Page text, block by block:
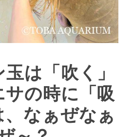
は「吹く」
サの時に「吸
、なぁぜなぁ